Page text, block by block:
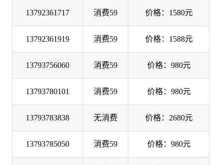
13792361717 消费59 价格：1580元
13792361919 消费59 价格：1588元
13793756060 消费59 价格：980元
13793780101 消费59 价格：980元
13793783838 无消费 价格：2680元
13793785050 消费59 价格：980元